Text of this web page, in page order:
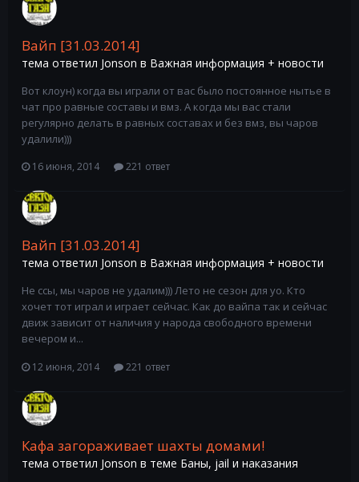
Вайп [31.03.2014]
тема ответил Jonson в Важная информация + новости
Вот клоун) когда вы играли от вас было постоянное нытье в
чат про равные составы и вмз. А когда мы вас стали
регулярно делать в равных составах и без вмз, вы чаров
удалили)))
16 июня, 2014 221 ответ
Вайп [31.03.2014]
тема ответил Jonson в Важная информация + новости
Не ссы, мы чаров не удалим))) Лето не сезон для уо. Кто
хочет тот играл и играет сейчас. Как до вайпа так и сейчас
движ зависит от наличия у народа свободного времени
вечером и...
12 июня, 2014 221 ответ
Кафа загораживает шахты домами!
тема ответил Jonson в теме Баны, jail и наказания